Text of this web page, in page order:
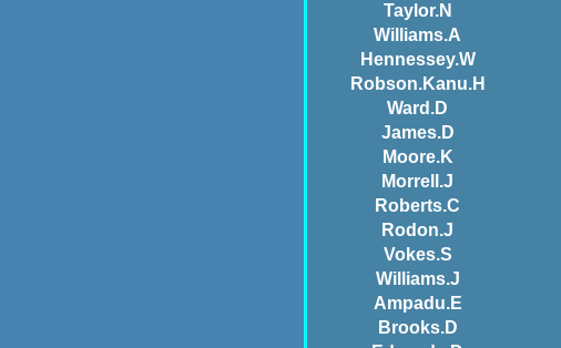
Taylor.N
Williams.A
Hennessey.W
Robson.Kanu.H
Ward.D
James.D
Moore.K
Morrell.J
Roberts.C
Rodon.J
Vokes.S
Williams.J
Ampadu.E
Brooks.D